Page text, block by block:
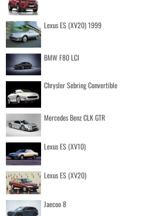
Lexus ES (XV20) 1999
BMW F80 LCI
Chrysler Sebring Convertible
Mercedes Benz CLK GTR
Lexus ES (XV10)
Lexus ES (XV20)
Jaecoo 8